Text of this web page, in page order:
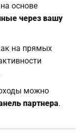
основе
через вашу
на прямых
можно
партнера.